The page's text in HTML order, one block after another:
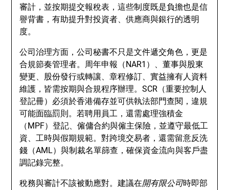
審計，並按期提交報稅表，這些制度既是負擔也是信
譽背書，有助提升對投資者、供應商與銀行的透明
度。
公司治理方面，公司秘書不只是文件遞交角色，更是
合規節奏管理者。周年申報（NAR1）、董事與股東
變更、股份發行或轉讓、章程修訂、實益擁有人資料
維護，皆需按期與合規程序辦理。SCR（重要控制人
登記冊）必須於香港備存並可供執法部門查閱，違規
可能面臨罰則。若聘用員工，還需處理強積金
（MPF）登記、僱傭合約與僱主保險，並遵守最低工
資、工時與假期規範。對跨境交易者，還需留意反洗
錢（AML）與制裁名單篩查，確保資金流向與客戶盡
調記錄完整。
稅務與審計不該被動應對。建議在開有限公司時即部